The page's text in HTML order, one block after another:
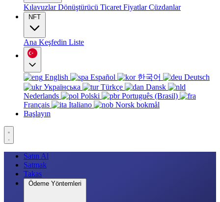
KılavuzlarDönüştürücü Ticaret FiyatlarCüzdanlar
NFT
Ana Keşfedin Liste
English Español 한국어
Deutsch
Українська
Türkçe
Dansk
Nederlands
Polski
Português (Brasil)
Français
Italiano
Norsk bokmål
Başlayın
Satın Al
Satmak
Takas
Ödeme Yöntemleri